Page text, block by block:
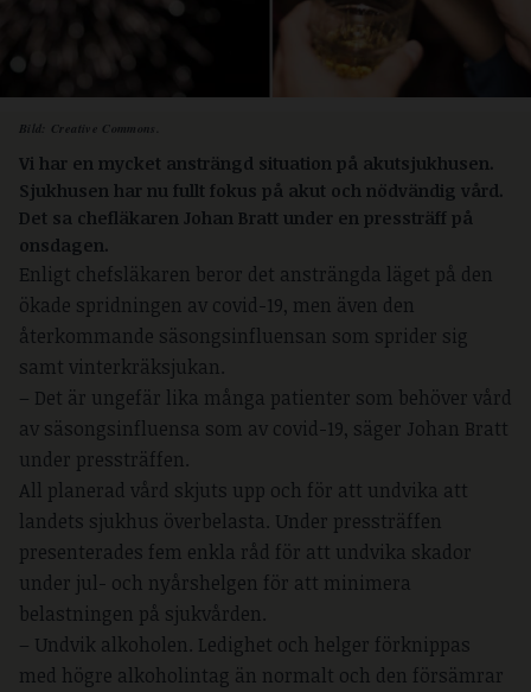
Bild: Creative Commons.
Vi har en mycket ansträngd situation på akutsjukhusen.
Sjukhusen har nu fullt fokus på akut och nödvändig vård.
Det sa chefläkaren Johan Bratt under en pressträff på
onsdagen.
Enligt chefsläkaren beror det ansträngda läget på den
ökade spridningen av covid-19, men även den
återkommande säsongsinfluensan som sprider sig
samt vinterkräksjukan.
– Det är ungefär lika många patienter som behöver vård
av säsongsinfluensa som av covid-19, säger Johan Bratt
under pressträffen.
All planerad vård skjuts upp och för att undvika att
landets sjukhus överbelasta. Under pressträffen
presenterades fem enkla råd för att undvika skador
under jul- och nyårshelgen för att minimera
belastningen på sjukvården.
– Undvik alkoholen. Ledighet och helger förknippas
med högre alkoholintag än normalt och den försämrar